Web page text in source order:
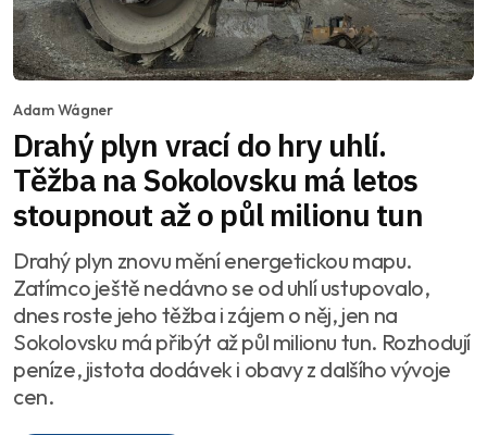
Adam Wágner
Drahý plyn vrací do hry uhlí.
Těžba na Sokolovsku má letos
stoupnout až o půl milionu tun
Drahý plyn znovu mění energetickou mapu.
Zatímco ještě nedávno se od uhlí ustupovalo,
dnes roste jeho těžba i zájem o něj, jen na
Sokolovsku má přibýt až půl milionu tun. Rozhodují
peníze, jistota dodávek i obavy z dalšího vývoje
cen.